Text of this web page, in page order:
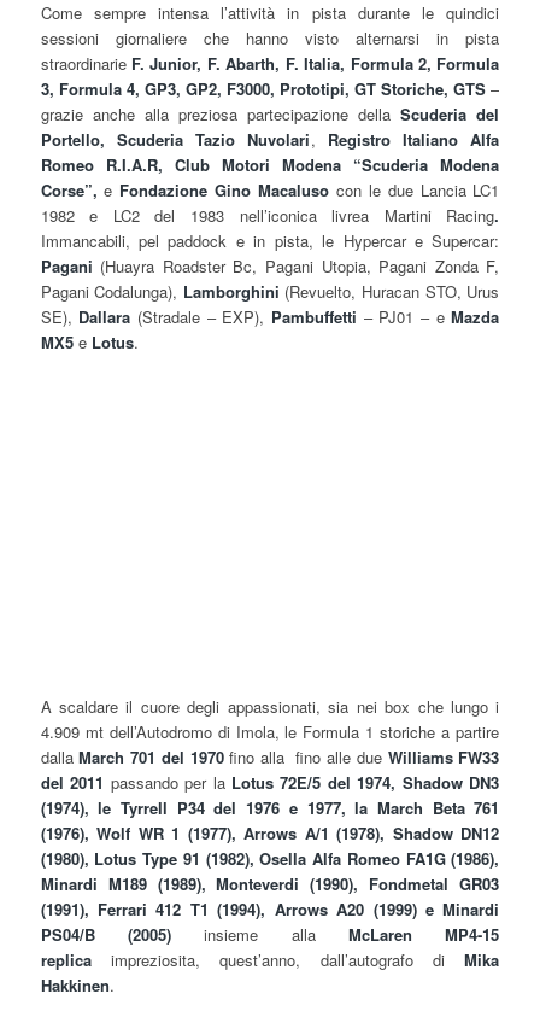
Come sempre intensa l’attività in pista durante le quindici
sessioni giornaliere che hanno visto alternarsi in pista
straordinarie F. Junior, F. Abarth, F. Italia, Formula 2, Formula
3, Formula 4, GP3, GP2, F3000, Prototipi, GT Storiche, GTS–
grazie anche alla preziosa partecipazione della Scuderia del
Portello, Scuderia Tazio Nuvolari, Registro Italiano Alfa
Romeo R.I.A.R, Club Motori Modena “Scuderia Modena
Corse”, e Fondazione Gino Macaluso con le due Lancia LC1
1982 e LC2 del 1983 nell’iconica livrea Martini Racing.
Immancabili, pel paddock e in pista, le Hypercar e Supercar:
Pagani (Huayra Roadster Bc, Pagani Utopia, Pagani Zonda F,
Pagani Codalunga), Lamborghini (Revuelto, Huracan STO, Urus
SE), Dallara (Stradale – EXP), Pambuffetti – PJ01 – eMazda
MX5e Lotus.
A scaldare il cuore degli appassionati, sia nei box che lungo i
4.909 mt dell’Autodromo di Imola, le Formula 1 storiche a partire
dallaMarch 701 del 1970fino alla fino alle due Williams FW33
del 2011 passando per laLotus 72E/5 del 1974, Shadow DN3
(1974), le Tyrrell P34 del 1976 e 1977, la March Beta 761
(1976), Wolf WR 1 (1977), Arrows A/1 (1978), Shadow DN12
(1980), Lotus Type 91 (1982), Osella Alfa Romeo FA1G (1986),
Minardi M189 (1989), Monteverdi (1990), Fondmetal GR03
(1991), Ferrari 412 T1 (1994), Arrows A20 (1999) e Minardi
PS04/B (2005)insieme allaMcLaren MP4-15
replicaimpreziosita, quest’anno, dall’autografo diMika
Hakkinen.